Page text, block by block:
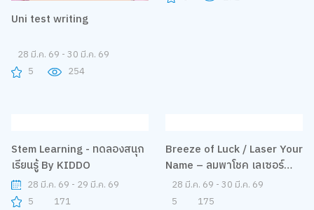
Uni test writing
28 มี.ค. 69 - 30 มี.ค. 69
5
254
Breeze of Luck / Laser Your
Name – ลมพาโชค เลเซอร์
สลักชื่อ By Jisulife
28 มี.ค. 69 - 30 มี.ค. 69
5
175